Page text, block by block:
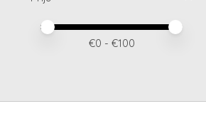
Minimale prijswaarde
Price maximum value
€0 - €100